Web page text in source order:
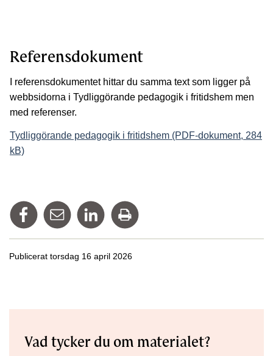
Referensdokument
I referensdokumentet hittar du samma text som ligger på
webbsidorna i Tydliggörande pedagogik i fritidshem men
med referenser.
Tydliggörande pedagogik i fritidshem (PDF-dokument, 284
kB)
Dela på Facebook
Tipsa via mailDela på Linkedin
Publicerat torsdag 16 april 2026
Vad tycker du om materialet?